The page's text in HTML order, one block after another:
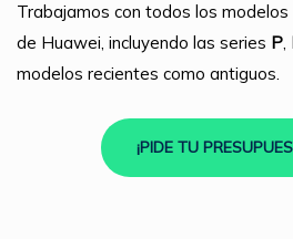
Trabajamos con todos los
de Huawei, incluyendo las series P,
modelos recientes como antiguos.
¡PIDE TU